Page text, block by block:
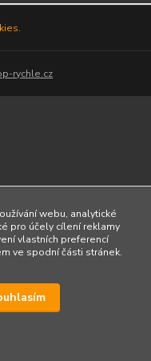
rychle.cz
webu, analytické
pro účely cílení reklamy
vlastních preferencí
ve spodní části stránek.